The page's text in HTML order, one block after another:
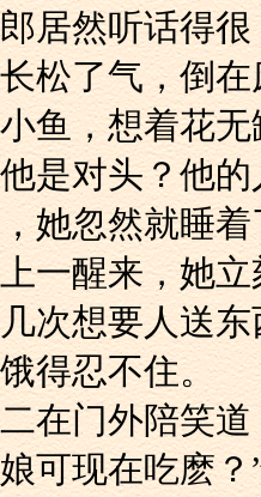
玉郎居然听话
松了气，倒
江小鱼，想着
是对头？他
她忽然就睡着
早上一醒来，
好几次想要人
得忍不住。
小二在门外陪
可现在吃麽？